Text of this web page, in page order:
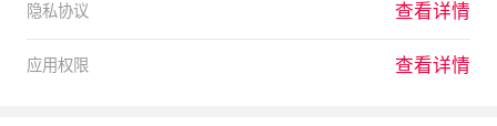
隐私协议 查看详情
应用权限 查看详情